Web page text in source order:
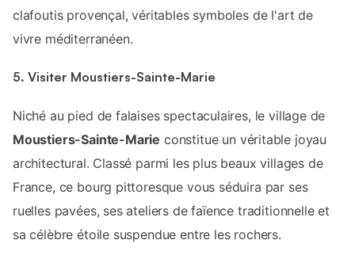
clafoutis provençal, véritables symboles de l'art de
vivre méditerranéen.
5. Visiter Moustiers-Sainte-Marie
Niché au pied de falaises spectaculaires, le village de
Moustiers-Sainte-Marie constitue un véritable joyau
architectural. Classé parmi les plus beaux villages de
France, ce bourg pittoresque vous séduira par ses
ruelles pavées, ses ateliers de faïence traditionnelle et
sa célèbre étoile suspendue entre les rochers.